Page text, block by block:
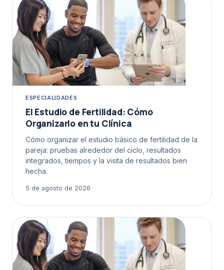
ESPECIALIDADES
El Estudio de Fertilidad: Cómo
Organizarlo en tu Clínica
Cómo organizar el estudio básico de fertilidad de la
pareja: pruebas alrededor del ciclo, resultados
integrados, tiempos y la visita de resultados bien
hecha.
5 de agosto de 2026